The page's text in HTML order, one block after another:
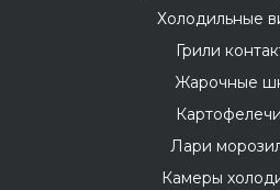
Холодильные
Грили
Жарочные
Лари
Камеры